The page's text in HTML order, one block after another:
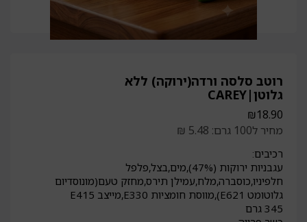
רוטב סלסה ורדה(ירוקה) ללא
גלוטן|CAREY
₪18.90
מחיר ל100 גרם: 5.48 ₪
רכיבים:
עגבניות ירוקות (47%),מים,בצל,פלפל
חלפיניו,כוסברה,מלח,עמילן תירס,מחזק טעם(מונוסדיום
גלוטומט E621),מווסת חומציות E330,מייצב E415
345 גרם